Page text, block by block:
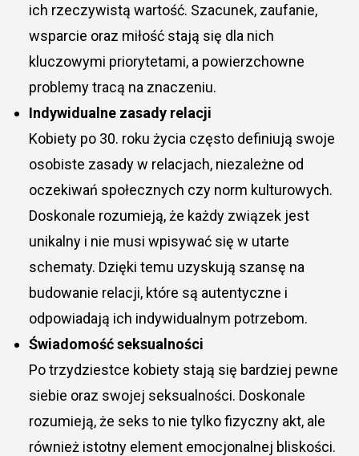
ich rzeczywistą wartość. Szacunek, zaufanie,
wsparcie oraz miłość stają się dla nich
kluczowymi priorytetami, a powierzchowne
problemy tracą na znaczeniu.
Indywidualne zasady relacji
Kobiety po 30. roku życia często definiują swoje
osobiste zasady w relacjach, niezależne od
oczekiwań społecznych czy norm kulturowych.
Doskonale rozumieją, że każdy związek jest
unikalny i nie musi wpisywać się w utarte
schematy. Dzięki temu uzyskują szansę na
budowanie relacji, które są autentyczne i
odpowiadają ich indywidualnym potrzebom.
Świadomość seksualności
Po trzydziestce kobiety stają się bardziej pewne
siebie oraz swojej seksualności. Doskonale
rozumieją, że seks to nie tylko fizyczny akt, ale
również istotny element emocjonalnej bliskości.